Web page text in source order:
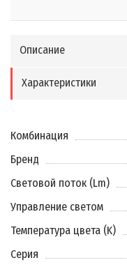
Описание
Характеристики
Комбинация
Бренд
Световой поток (Lm)
Управление светом
Температура цвета (K)
Серия